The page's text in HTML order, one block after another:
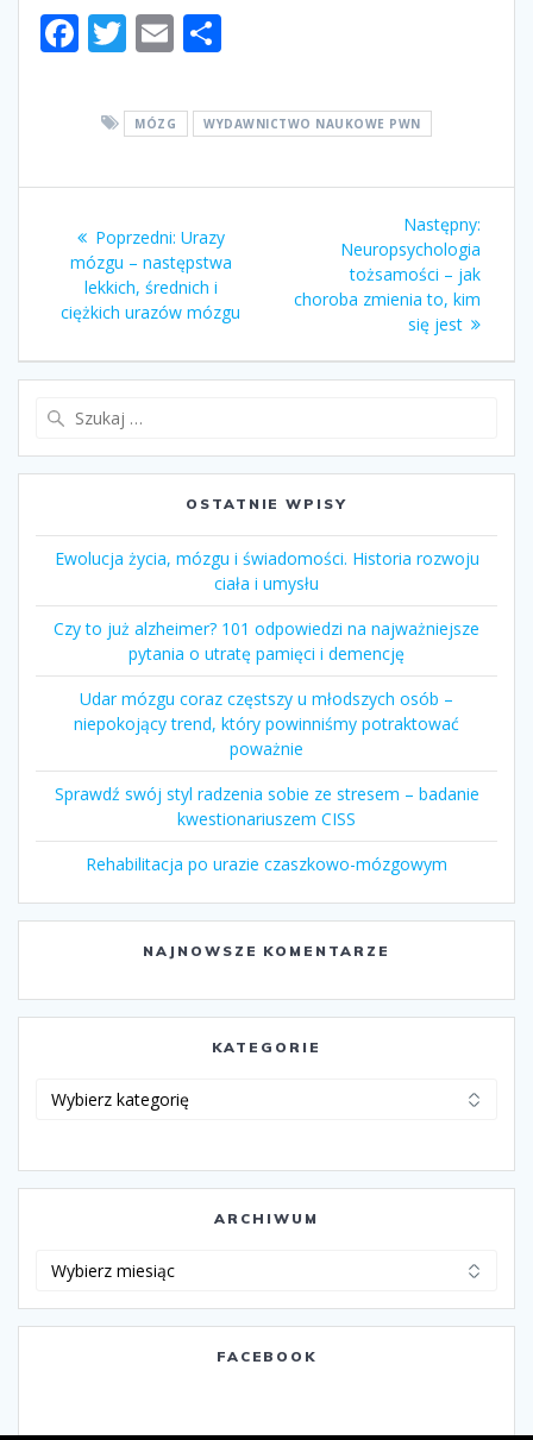
F
o
o
k
T
itt
er
E
ai
l
ar
e
MÓZG WYDAWNICTWO NAUKOWE PWN
wpisu
Poprzedni: Poprzedni
wpis:
Urazy
mózgu – następstwa
lekkich, średnich i
ciężkich urazów mózgu
Następny:
Neuropsychologia
tożsamości – jak
choroba zmienia to, kim
się jest
OSTATNIE WPISY
Ewolucja życia, mózgu i świadomości. Historia rozwoju
ciała i umysłu
Czy to już alzheimer? 101 odpowiedzi na najważniejsze
pytania o utratę pamięci i demencję
Udar mózgu coraz częstszy u młodszych osób –
niepokojący trend, który powinniśmy potraktować
poważnie
Sprawdź swój styl radzenia sobie ze stresem – badanie
kwestionariuszem CISS
Rehabilitacja po urazie czaszkowo-mózgowym
NAJNOWSZE KOMENTARZE
KATEGORIE
ARCHIWUM
FACEBOOK